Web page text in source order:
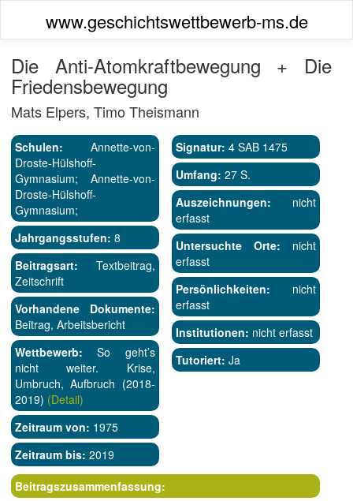
www.geschichtswettbewerb-ms.de
Die Anti-Atomkraftbewegung + Die
Friedensbewegung
Mats Elpers, Timo Theismann
Schulen: Annette-von-
Droste-Hülshoff-
Gymnasium; Annette-von-
Droste-Hülshoff-
Gymnasium;
Jahrgangsstufen: 8
Beitragsart: Textbeitrag,
Zeitschrift
Vorhandene Dokumente:
Beitrag, Arbeitsbericht
Wettbewerb: So geht’s
nicht weiter. Krise,
Umbruch, Aufbruch (2018-
2019) (Detail)
Zeitraum von: 1975
Zeitraum bis: 2019
Signatur: 4 SAB 1475
Umfang: 27 S.
Auszeichnungen: nicht
erfasst
Untersuchte Orte: nicht
erfasst
Persönlichkeiten: nicht
erfasst
Institutionen: nicht erfasst
Tutoriert: Ja
Beitragszusammenfassung: